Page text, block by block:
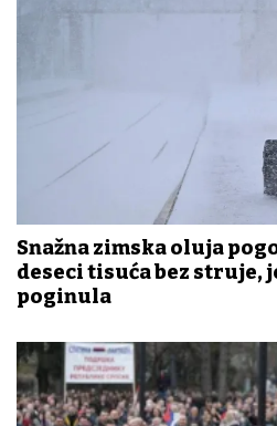
Snažna zimska oluja
deseci tisuća bez struje,
poginula